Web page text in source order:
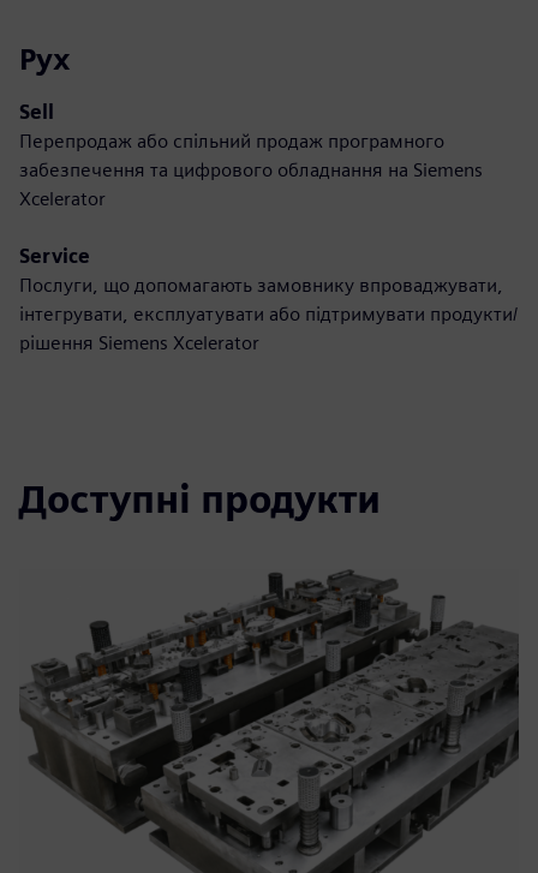
Рух
Sell
Перепродаж або спільний продаж програмного
забезпечення та цифрового обладнання на Siemens
Xcelerator
Service
Послуги, що допомагають замовнику впроваджувати,
інтегрувати, експлуатувати або підтримувати продукти/
рішення Siemens Xcelerator
Доступні продукти